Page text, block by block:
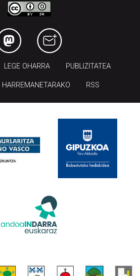
LEGE OHARRA PUBLIZITATEA
HARREMANETARAKO RSS